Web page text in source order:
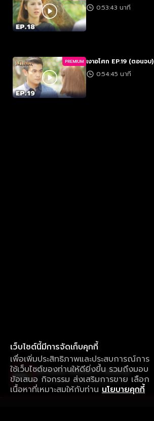
0:53:43 นาที
PREMIUM เงาอโศก EP.19 (ตอนจบ)
0:54:45 นาที
เว็บไซต์นี้มีการจัดเก็บคุกกี้
เพื่อเพิ่มประสิทธิภาพและประสบการณ์การ
ใช้เว็บไซต์ของท่านให้ดียิ่งขึ้น รวมถึงมอบ
ข้อเสนอ กิจกรรม ส่งเสริมการขาย เลือก
เนื้อหาที่เหมาะสมให้กับท่าน นโยบายคุกกี้
ใช้งานแอป ลื่นไหลกว่า ไม่มีสะดุด
ดาวน์โหลดแอปเพื่อการรับชมที่ดีกว่า